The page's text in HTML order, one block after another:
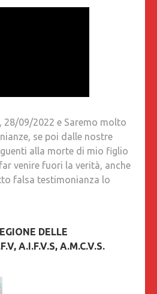
28/09/2022 e Saremo molto
se poi dalle nostre
alla morte di mio figlio
venire fuori la verità, anche
falsa testimonianza lo
DELLE
A.I.F.V.S, A.M.C.V.S.